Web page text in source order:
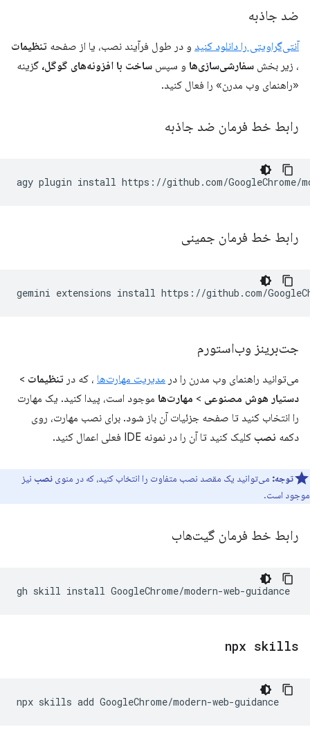
ضد جاذبه
آنتی‌گراویتی را دانلود کنید و در طول فرآیند نصب، یا از صفحه تنظیمات
، زیر بخش سفارشی‌سازی‌ها و سپس ساخت با افزونه‌های گوگل، گزینه
«راهنمای وب مدرن» را فعال کنید.
رابط خط فرمان ضد جاذبه
agy plugin install
رابط خط فرمان جمینی
gemini extensions install https://github.com/
جت‌برینز وب‌استورم
می‌توانید راهنمای وب مدرن را در مدیریت مهارت‌ها ، که در تنظیمات >
دستیار هوش مصنوعی > مهارت‌ها موجود است، پیدا کنید. یک مهارت
را انتخاب کنید تا صفحه جزئیات آن باز شود. برای نصب مهارت، روی
دکمه نصب کلیک کنید تا آن را در نمونه IDE فعلی اعمال کنید.
توجه: می‌توانید یک مقصد نصب متفاوت را انتخاب کنید، که در منوی نصب نیز
موجود است.
رابط خط فرمان گیت‌هاب
gh skill install
npx skills
npx skills add